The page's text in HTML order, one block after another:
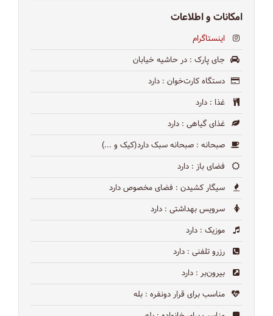
امکانات و اطلاعات
اینستاگرام
جای پارک : در حاشیه خیابان
دستگاه کارت‌خوان : دارد
غذا : دارد
غذای گیاهی : دارد
صبحانه : صبحانه سبک دارد(کیک و ...)
فضای باز : دارد
سیگار کشیدن : فضای مخصوص دارد
سرویس بهداشتی : دارد
موزیک : دارد
رزرو تلفنی : دارد
بیرون‌بر : دارد
مناسب برای قرار دونفره : بله